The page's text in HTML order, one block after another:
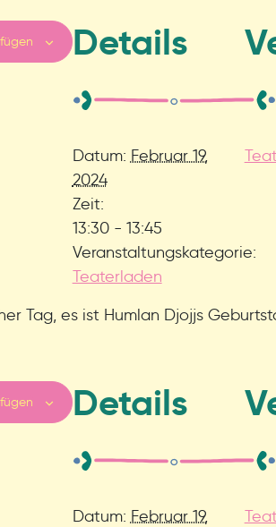
Details
Datum: Februar 19,
2024
Zeit:
13:30 - 13:45
Veranstaltungskategorie:
Teaterladen
Tag, es ist Humlan Djojjs
Details
Datum: Februar 19,